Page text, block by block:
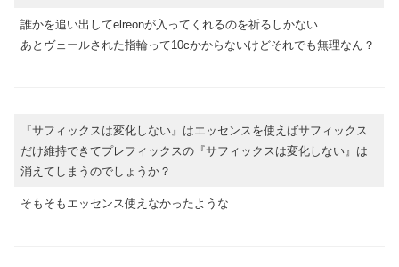
誰かを追い出してelreonが入ってくれるのを祈るしかない
あとヴェールされた指輪って10cかからないけどそれでも無理なん？
『サフィックスは変化しない』はエッセンスを使えばサフィックス
だけ維持できてプレフィックスの『サフィックスは変化しない』は
消えてしまうのでしょうか？
そもそもエッセンス使えなかったような